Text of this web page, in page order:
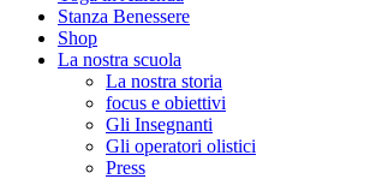
Stanza Benessere
Shop
La nostra scuola
La nostra storia
focus e obiettivi
Gli Insegnanti
Gli operatori olistici
Press